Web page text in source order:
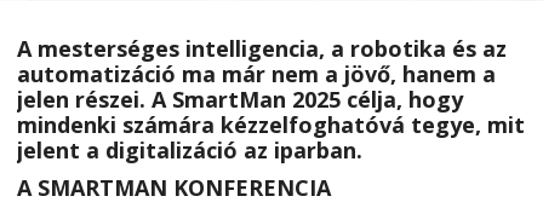
A mesterséges intelligencia, a robotika és az
automatizáció ma már nem a jövő, hanem a
jelen részei. A SmartMan 2025 célja, hogy
mindenki számára kézzelfoghatóvá tegye, mit
jelent a digitalizáció az iparban.
A SMARTMAN KONFERENCIA